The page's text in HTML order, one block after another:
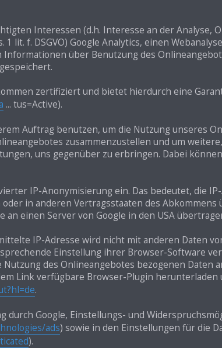
Interessen (d.h. Interesse an der Analyse,
lit. f. DSGVO) Google Analytics, einen
Informationen über Benutzung des
zertifiziert und bietet hierdurch eine
... tus=Active).
Auftrag benutzen, um die Nutzung unseres
zusammenzustellen und um
uns gegenüber zu erbringen. Dabei
IP-Anonymisierung ein. Das bedeutet, die
in anderen Vertragsstaaten des
an einen Server von Google in den USA
IP-Adresse wird nicht mit anderen Daten
Einstellung ihrer Browser-Software
des Onlineangebotes bezogenen Daten
Link verfügbare Browser-Plugin herunterladen
.
Google, Einstellungs- und
ads) sowie in den Einstellungen für die
).